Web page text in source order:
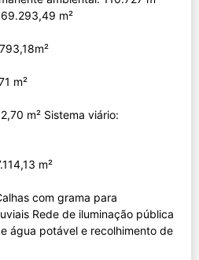
m²
m²
m² Sistema viário:
m²
com grama para
Rede de iluminação pública
água potável e recolhimento de